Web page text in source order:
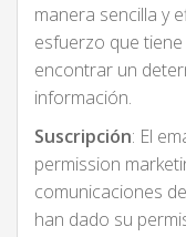
manera sencilla y
esfuerzo que
encontrar un
información.
Suscripción: El
permission
comunicaciones
han dado su